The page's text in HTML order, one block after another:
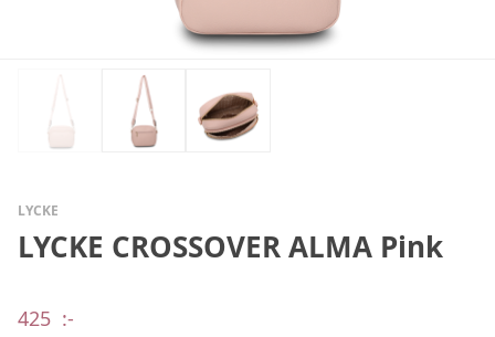
LYCKE
LYCKE CROSSOVER ALMA Pink
425 :-